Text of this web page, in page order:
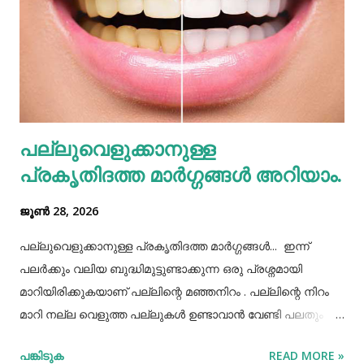
ശ്രദ്ധിക്കേണ്ടതുണ്ട്. കുറെ ആളുകൾക്ക് ഒരുമിച്ച് കഴിക്കാൻ
കൊണ്ടുവന്ന ഭക്ഷണം നമ്മൾ നമ്മുടെ പാത്രത്തിലേക്ക് ധൃതി
കൂട്ടി എടുത്തിട്ട് കഴിച്ചു തീർക്കുന്നതും ഒരിക്കലും ശരിയായ
രീതിയല്ല. ഇത് മറ്റുള്ളവർക്ക് നമ്മളെക്കുറിച്ച് വളരെ
തെറ്റിദ്ധാരണ ഉണ്ടാക്കാൻ കാരണമായിത്തീരും. അതുപോലെ
വെള്ളം പോലെയുള്ള സാധനങ്ങൾ ഒരു പാത്രത്തിൽ
കൊണ്ടുവച്ചാൽ അത് അപ്പാടെ കുടിക്കാതെ മറ്റുള്ളവർക്ക്
കൂട...
പല്ലുവെളുക്കാനുള്ള
പ്രകൃതിദത്ത മാര്‍ഗ്ഗങ്ങള്‍ അറിയാം.
ജൂൺ 28, 2026
പല്ലുവെളുക്കാനുള്ള പ്രകൃതിദത്ത മാര്‍ഗ്ഗങ്ങള്‍... ഇന്ന്
പലർക്കും വലിയ ബുദ്ധിമുട്ടുണ്ടാക്കുന്ന ഒരു പ്രശ്നമായി
മാറിയിരിക്കുകയാണ് പല്ലിന്റെ മഞ്ഞനിറം . പല്ലിന്റെ നിറം
മാറി നല്ല വെളുത്ത പല്ലുകൾ ഉണ്ടാവാൻ വേണ്ടി പലതും
പല്ലിന്‍റെ മഞ്ഞനിറം മാറ്റാന്‍ പല മാര്‍ഗ്ഗങ്ങളും
പങ്കിടുക READ MORE »